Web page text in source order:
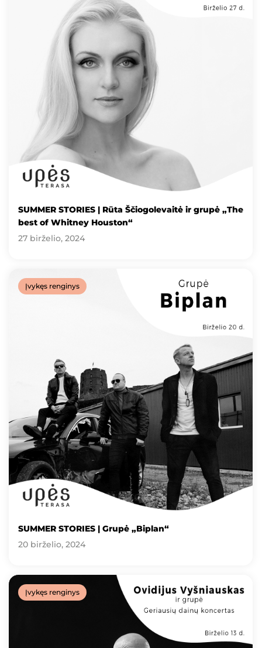
SUMMER STORIES | Rūta Ščiogolevaitė ir grupė „The
best of Whitney Houston“
27 birželio, 2024
Įvykęs renginys
SUMMER STORIES | Grupė „Biplan“
20 birželio, 2024
Įvykęs renginys